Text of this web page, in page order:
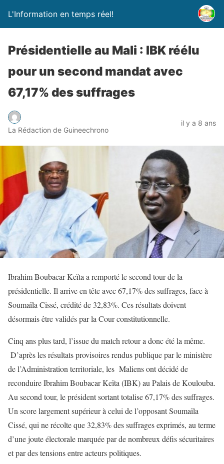
L'Information en temps réel!
Présidentielle au Mali : IBK réélu
pour un second mandat avec
67,17% des suffrages
La Rédaction de Guineechrono
il y a 8 ans
Ibrahim Boubacar Keïta a remporté le second tour de la
présidentielle. Il arrive en tête avec 67,17% des suffrages, face à
Soumaïla Cissé, crédité de 32,83%. Ces résultats doivent
désormais être validés par la Cour constitutionnelle.
Cinq ans plus tard, l’issue du match retour a donc été la même.
D’après les résultats provisoires rendus publique par le ministère
de l’Administration territoriale, les Maliens ont décidé de
reconduire Ibrahim Boubacar Keïta (IBK) au Palais de Koulouba.
Au second tour, le président sortant totalise 67,17% des suffrages.
Un score largement supérieur à celui de l’opposant Soumaïla
Cissé, qui ne récolte que 32,83% des suffrages exprimés, au terme
d’une joute électorale marquée par de nombreux défis sécuritaires
et par des tensions entre acteurs politiques.